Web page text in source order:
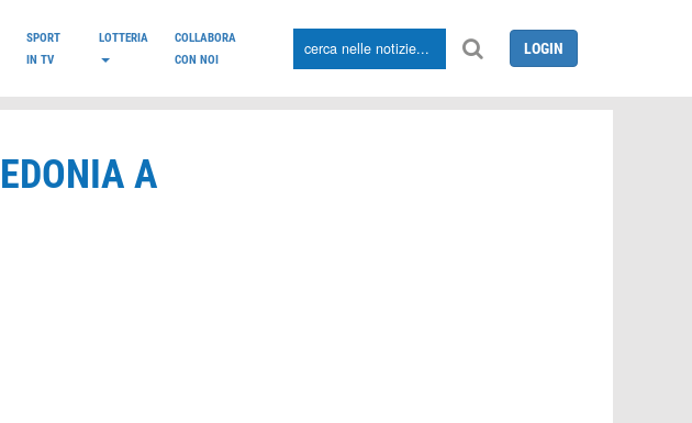
SPORT
IN TV
LOTTERIA
COLLABORA
CON NOI
LOGIN
A